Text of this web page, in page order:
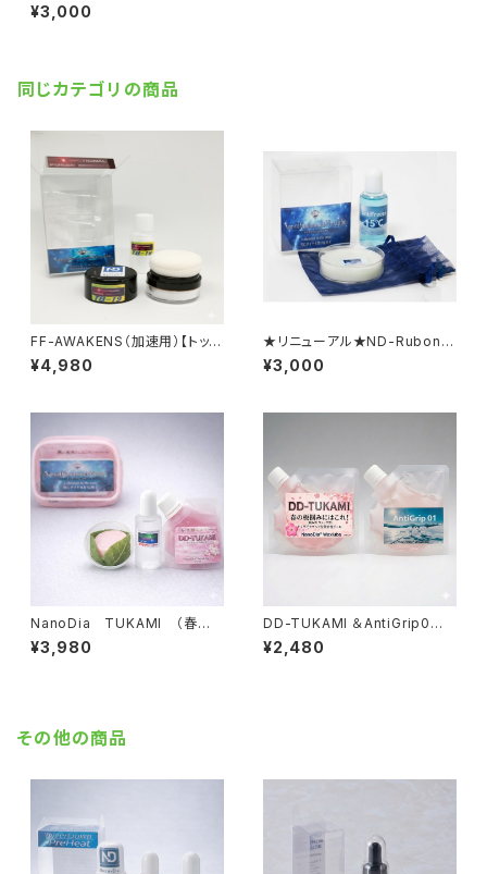
AX AllRound （全天候）【固
形生塗＋加速パウダー】
¥3,000
同じカテゴリの商品
FF-AWAKENS（加速用）【トップ
パウダー】
¥4,980
★リニューアル★ND-RubonW
AX ColdSnow （極寒・あられ
雪）【固形生塗+水系ﾘｷｯﾄﾞ】
¥3,000
NanoDia TUKAMI （春の
掴まれる雪）【固形生塗+水性ジ
ェル】
¥3,980
DD-TUKAMI ＆AntiGrip0
（補充用）【水性ジェル】
¥2,480
その他の商品